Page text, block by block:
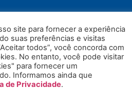
os Direitos Reservados.
site para fornecer a experiência
suas preferências e visitas
todos”, você concorda com
No entanto, você pode visitar
para fornecer um
Informamos ainda que
de Privacidade.